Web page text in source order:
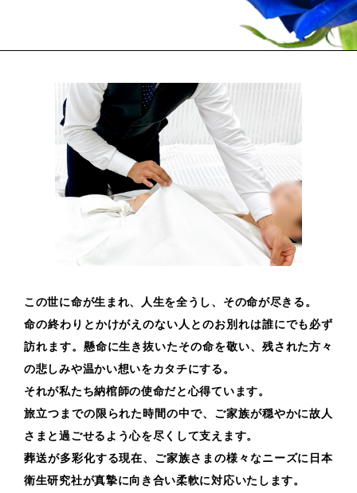
この世に命が生まれ、人生を全うし、その命が尽きる。
命の終わりとかけがえのない人とのお別れは誰にでも必ず
訪れます。懸命に生き抜いたその命を敬い、残された方々
の悲しみや温かい想いをカタチにする。
それが私たち納棺師の使命だと心得ています。
旅立つまでの限られた時間の中で、ご家族が穏やかに故人
さまと過ごせるよう心を尽くして支えます。
葬送が多彩化する現在、ご家族さまの様々なニーズに日本
衛生研究社が真摯に向き合い柔軟に対応いたします。